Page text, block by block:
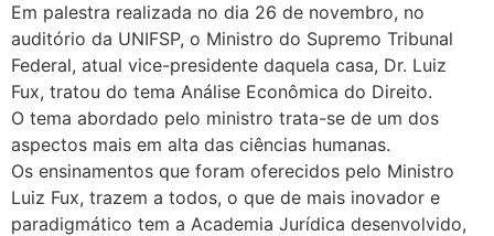
Em palestra realizada no dia 26 de novembro, no
auditório da UNIFSP, o Ministro do Supremo Tribunal
Federal, atual vice-presidente daquela casa, Dr. Luiz
Fux, tratou do tema Análise Econômica do Direito.
O tema abordado pelo ministro trata-se de um dos
aspectos mais em alta das ciências humanas.
Os ensinamentos que foram oferecidos pelo Ministro
Luiz Fux, trazem a todos, o que de mais inovador e
paradigmático tem a Academia Jurídica desenvolvido,